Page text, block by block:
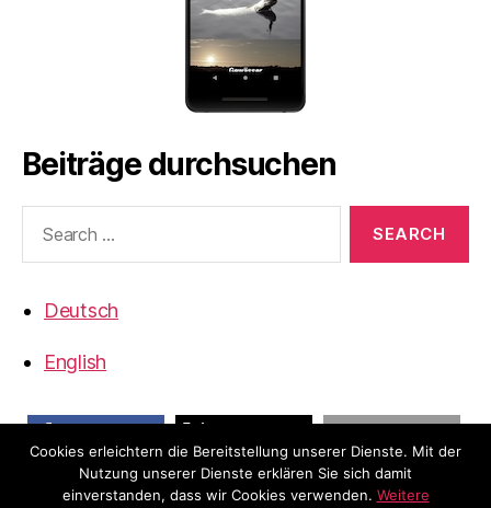
Beiträge durchsuchen
Deutsch
English
share email
Cookies erleichtern die Bereitstellung unserer Dienste. Mit der
Nutzung unserer Dienste erklären Sie sich damit
einverstanden, dass wir Cookies verwenden. Weitere